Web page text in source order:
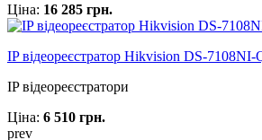
Ціна: 16 285 грн.
IP відеореєстратор Hikvision DS-7108NI-
IP відеореєстратори
Ціна: 6 510 грн.
prev